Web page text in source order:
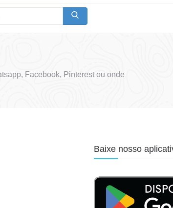
Facebook, Pinterest ou onde
Baixe nosso